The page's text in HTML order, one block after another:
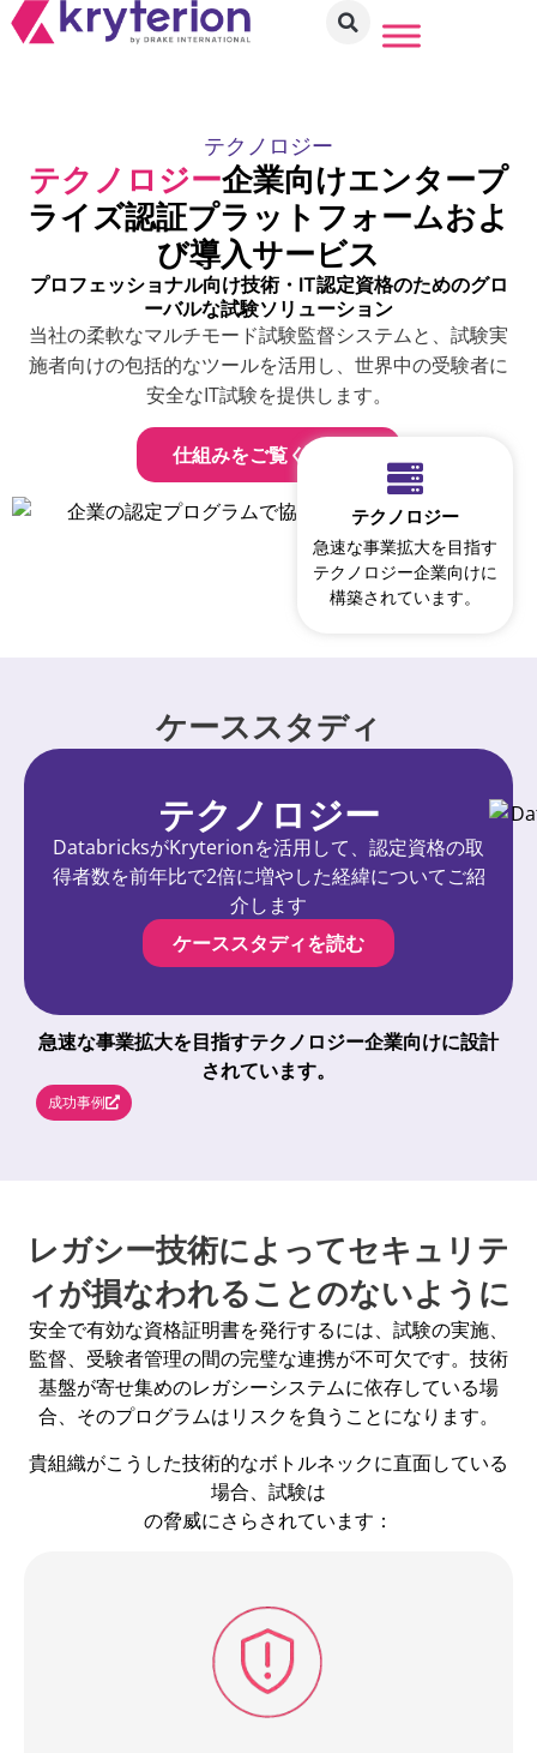
テクノロジー
テクノロジー企業向けエンタープ
ライズ認証プラットフォームおよ
び導入サービス
プロフェッショナル向け技術・IT認定資格のためのグロ
ーバルな試験ソリューション
当社の柔軟なマルチモード試験監督システムと、試験実
施者向けの包括的なツールを活用し、世界中の受験者に
安全なIT試験を提供します。
仕組みをご覧ください
テクノロジー
急速な事業拡大を目指す
テクノロジー企業向けに
構築されています。
ケーススタディ
テクノロジー
DatabricksがKryterionを活用して、認定資格の取
得者数を前年比で2倍に増やした経緯についてご紹
介します
ケーススタディを読む
急速な事業拡大を目指すテクノロジー企業向けに設計
されています。
成功事例
レガシー技術によってセキュリテ
ィが損なわれることのないように
安全で有効な資格証明書を発行するには、試験の実施、
監督、受験者管理の間の完璧な連携が不可欠です。技術
基盤が寄せ集めのレガシーシステムに依存している場
合、そのプログラムはリスクを負うことになります。
貴組織がこうした技術的なボトルネックに直面している
場合、試験は
の脅威にさらされています：